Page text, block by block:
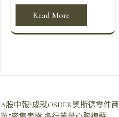
Read More
文
A股中報“成就OSDER奧斯德零件商